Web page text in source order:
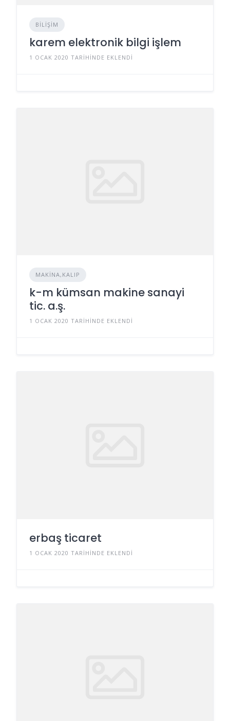
BILIŞIM
karem elektronik bilgi işlem
1 OCAK 2020 TARIHINDE EKLENDI
MAKINA,KALIP
k-m kümsan makine sanayi
tic. a.ş.
1 OCAK 2020 TARIHINDE EKLENDI
erbaş ticaret
1 OCAK 2020 TARIHINDE EKLENDI